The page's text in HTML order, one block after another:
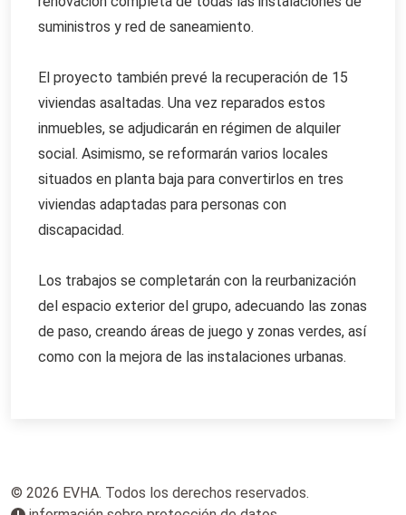
suministros y red de saneamiento.
El proyecto también prevé la recuperación de 15
viviendas asaltadas. Una vez reparados estos
inmuebles, se adjudicarán en régimen de alquiler
social. Asimismo, se reformarán varios locales
situados en planta baja para convertirlos en tres
viviendas adaptadas para personas con
discapacidad.
Los trabajos se completarán con la reurbanización
del espacio exterior del grupo, adecuando las zonas
de paso, creando áreas de juego y zonas verdes, así
como con la mejora de las instalaciones urbanas.
© 2026 EVHA. Todos los derechos reservados.